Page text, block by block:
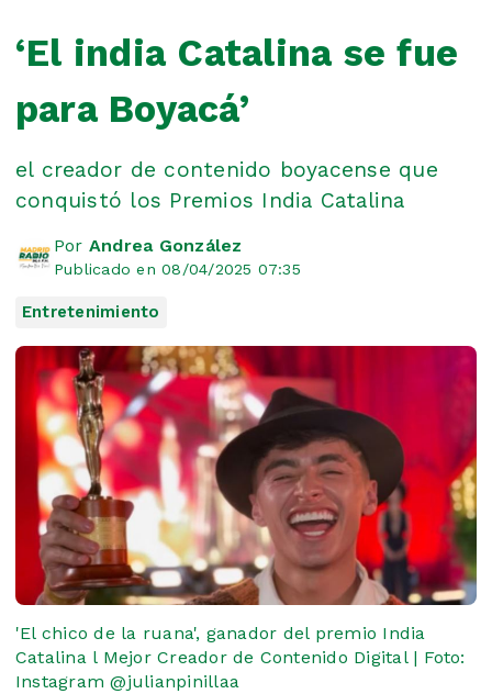
‘El india Catalina se fue
para Boyacá’
el creador de contenido boyacense que
conquistó los Premios India Catalina
Por Andrea González
Publicado en 08/04/2025 07:35
Entretenimiento
'El chico de la ruana', ganador del premio India
Catalina l Mejor Creador de Contenido Digital | Foto:
Instagram @julianpinillaa